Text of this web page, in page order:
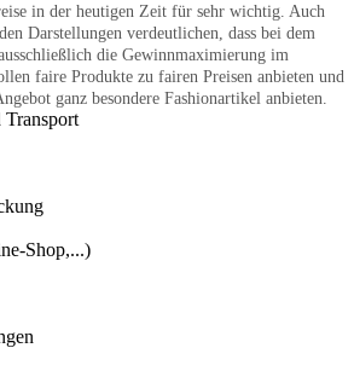
in der heutigen Zeit für sehr wichtig. Auch
Darstellungen verdeutlichen, dass bei dem
die Gewinnmaximierung im
faire Produkte zu fairen Preisen anbieten und
ganz besondere Fashionartikel anbieten.
Shop,...)